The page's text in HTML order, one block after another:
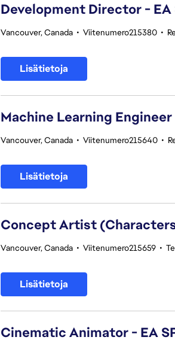
Development Director - EA
Vancouver, Canada • Viitenumero215380 •
Lisätietoja
Machine Learning
Vancouver, Canada • Viitenumero215640 •
Lisätietoja
Concept Artist
Vancouver, Canada • Viitenumero215659 •
Lisätietoja
Cinematic Animator - EA